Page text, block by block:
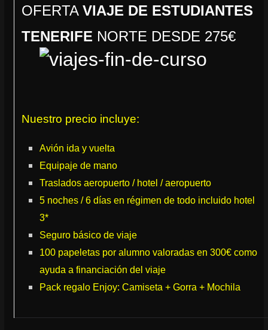
OFERTA VIAJE DE ESTUDIANTES
TENERIFE NORTE DESDE 275€
Nuestro precio incluye:
Avión ida y vuelta
Equipaje de mano
Traslados aeropuerto / hotel / aeropuerto
5 noches / 6 días en régimen de todo incluido hotel
3*
Seguro básico de viaje
100 papeletas por alumno valoradas en 300€ como
ayuda a financiación del viaje
Pack regalo Enjoy: Camiseta + Gorra + Mochila